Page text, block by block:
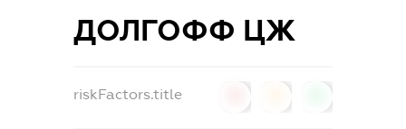
ДОЛГОФФ ЦЖ
riskFactors.title